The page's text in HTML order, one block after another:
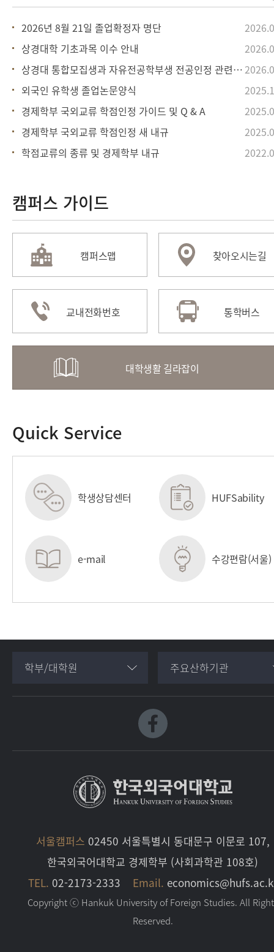
2026년 8월 21일 졸업확정자 명단
상경대학 기초과목 이수 안내
상경대 통합모집생과 자유전공학부생 전공인정 관련 안내 (수정)
외국인 유학생 졸업논문양식
경제학부 국외교류 학점인정 가이드 및 Q & A
경제학부 국외교류 학점인정 새 내규
학점교류의 종류 및 경제학부 내규
캠퍼스 가이드
캠퍼스맵 찾아오시는길
교내전화번호 통학버스
대학생활 길라잡이
Quick Service
학생상담센터
e-mail
HUFSability
수강편람(서울)
학부/대학원 주요산하기관
서울캠퍼스 02450 서울특별시 동대문구 이문로 107,
한국외국어대학교 경제학부 (사회과학관 108호)
TEL. 02-2173-2333 Email.
Copyright ⓒ Hankuk University of Foreign Studies. All
Reserved.